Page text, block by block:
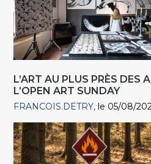
L’ART AU PLUS PRÈS DES
L’OPEN ART SUNDAY
FRANCOIS.DETRY le 05/08/